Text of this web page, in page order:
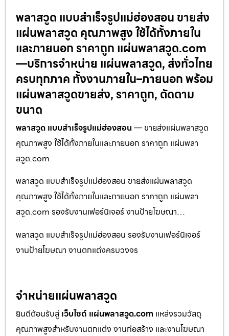
พลาสวูด แบบสำเร็จรูปแม่ฮ่องสอน ขายส่ง
แผ่นพลาสวูด คุณภาพสูง ใช้ได้ทั้งภายใน
และภายนอก ราคาถูก แผ่นพลาสวูด.com
—บริการจำหน่าย แผ่นพลาสวูด, ส่งทั่วไทย
ครบทุกภาค ทั้งงานภายใน–ภายนอก พร้อม
แผ่นพลาสวูดขายส่ง, ราคาถูก, ตัดตาม
ขนาด
พลาสวูด แบบสำเร็จรูปแม่ฮ่องสอน — ขายส่งแผ่นพลาสวูด
คุณภาพสูง ใช้ได้ทั้งภายในและภายนอก ราคาถูก แผ่นพลา
สวูด.com
พลาสวูด แบบสำเร็จรูปแม่ฮ่องสอน ขายส่งแผ่นพลาสวูด
คุณภาพสูง ใช้ได้ทั้งภายในและภายนอก ราคาถูก แผ่นพลา
สวูด.com รองรับงานเฟอร์นิเจอร์ งานป้ายโฆษณา…
พลาสวูด แบบสำเร็จรูปแม่ฮ่องสอน รองรับงานเฟอร์นิเจอร์
งานป้ายโฆษณา งานตกแต่งครบวงจร
จำหน่ายแผ่นพลาสวูด
ยินดีต้อนรับสู่ เว็บไซต์ แผ่นพลาสวูด.com แหล่งรวมวัสดุ
คุณภาพสูงสำหรับงานตกแต่ง งานก่อสร้าง และงานโฆษณา